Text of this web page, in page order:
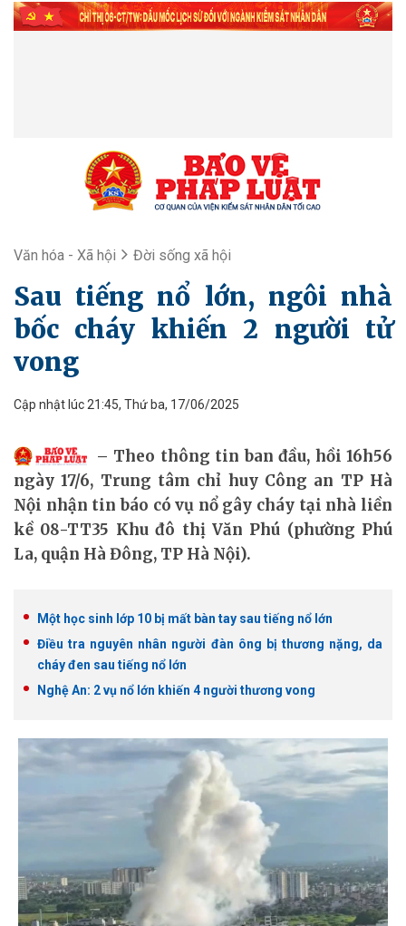
Văn hóa - Xã hội Đời sống xã hội
Sau tiếng nổ lớn, ngôi nhà
bốc cháy khiến 2 người tử
vong
Cập nhật lúc 21:45, Thứ ba, 17/06/2025
Theo thông tin ban đầu, hồi 16h56
ngày 17/6, Trung tâm chỉ huy Công an TP Hà
Nội nhận tin báo có vụ nổ gây cháy tại nhà liền
kề 08-TT35 Khu đô thị Văn Phú (phường Phú
La, quận Hà Đông, TP Hà Nội).
Một học sinh lớp 10 bị mất bàn tay sau tiếng nổ lớn
Điều tra nguyên nhân người đàn ông bị thương nặng, da
cháy đen sau tiếng nổ lớn
Nghệ An: 2 vụ nổ lớn khiến 4 người thương vong